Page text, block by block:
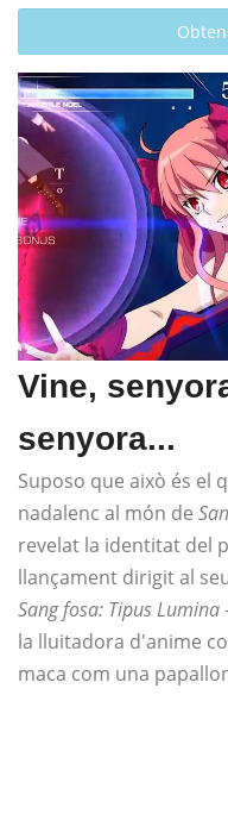
Vine,
senyora...
Suposo que això és el
nadalenc al món de
revelat la identitat del
llançament dirigit al
Sang fosa: Tipus Lumina
la lluitadora d'anime
maca com una